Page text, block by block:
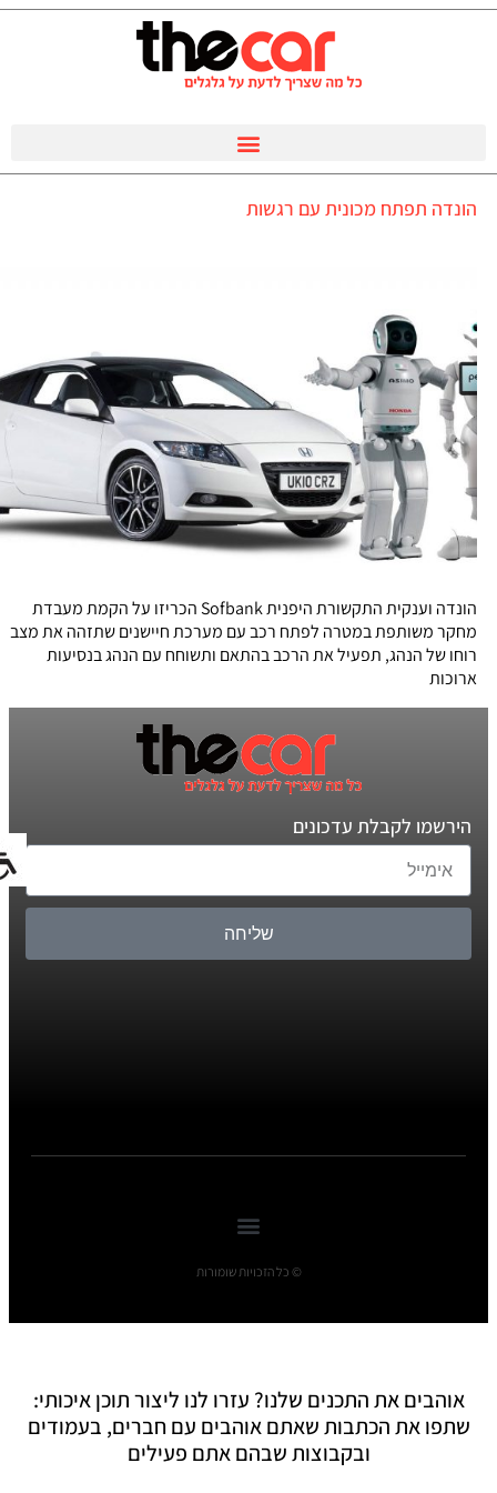
הונדה תפתח מכונית עם רגשות
הונדה וענקית התקשורת היפנית Sofbank הכריזו על הקמת מעבדת
מחקר משותפת במטרה לפתח רכב עם מערכת חיישנים שתזהה את מצב
רוחו של הנהג, תפעיל את הרכב בהתאם ותשוחח עם הנהג בנסיעות
ארוכות
הירשמו לקבלת עדכונים
שליחה
© כל הזכויות שומורות
אוהבים את התכנים שלנו? עזרו לנו ליצור תוכן איכותי:
שתפו את הכתבות שאתם אוהבים עם חברים, בעמודים
ובקבוצות שבהם אתם פעילים